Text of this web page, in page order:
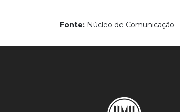
Fonte: Núcleo de Comunicação